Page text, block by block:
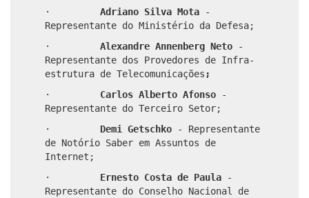
·
Adriano Silva Mota
-
Representante do Ministério da Defesa;
·
Alexandre Annenberg Neto
-
Representante dos Provedores de Infra-
estrutura de Telecomunicações ;
·
Carlos Alberto Afonso
-
Representante do Terceiro Setor;
·
Demi Getschko
- Representante
de Notório Saber em Assuntos de
Internet;
·
Ernesto Costa de Paula
-
Representante do Conselho Nacional de